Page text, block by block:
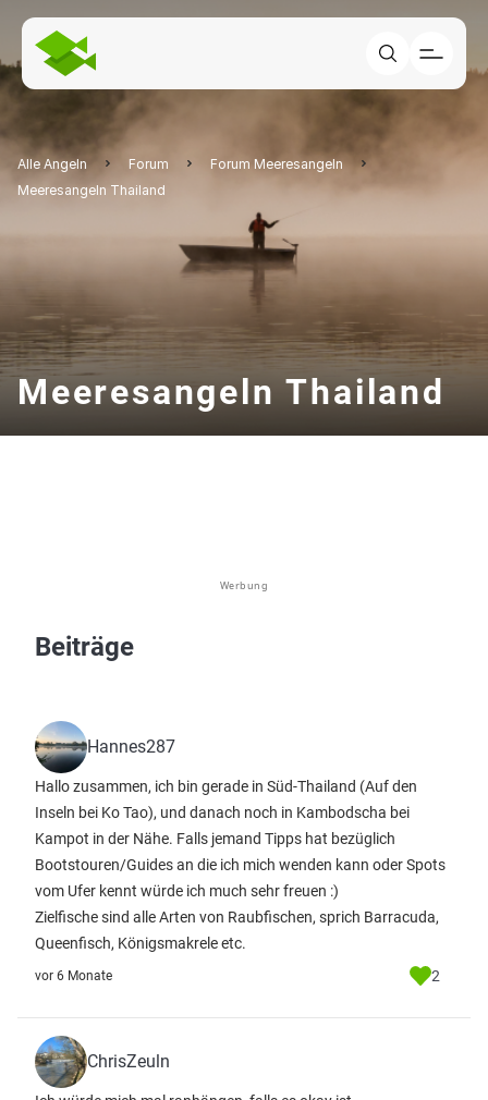
Alle Angeln Forum
Forum Meeresangeln
Meeresangeln Thailand
Meeresangeln Thailand
Werbung
Beiträge
Hannes287
Hallo zusammen, ich bin gerade in Süd-Thailand (Auf den
Inseln bei Ko Tao), und danach noch in Kambodscha bei
Kampot in der Nähe. Falls jemand Tipps hat bezüglich
Bootstouren/Guides an die ich mich wenden kann oder Spots
vom Ufer kennt würde ich much sehr freuen :)
Zielfische sind alle Arten von Raubfischen, sprich Barracuda,
Queenfisch, Königsmakrele etc.
vor 6 Monate 2
ChrisZeuln